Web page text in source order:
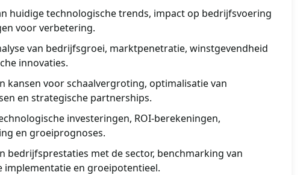
huidige technologische trends, impact op bedrijfsvoering
voor verbetering.
van bedrijfsgroei, marktpenetratie, winstgevendheid
innovaties.
kansen voor schaalvergroting, optimalisatie van
en strategische partnerships.
investeringen, ROI-berekeningen,
en groeiprognoses.
bedrijfsprestaties met de sector, benchmarking van
implementatie en groeipotentieel.